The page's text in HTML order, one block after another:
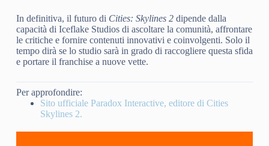
In definitiva, il futuro di Cities: Skylines 2dipende dalla
capacità di Iceflake Studios di ascoltare la comunità, affrontare
le critiche e fornire contenuti innovativi e coinvolgenti. Solo il
tempo dirà se lo studio sarà in grado di raccogliere questa sfida
e portare il franchise a nuove vette.
Per approfondire:
Sito ufficiale Paradox Interactive, editore di Cities
Skylines 2.